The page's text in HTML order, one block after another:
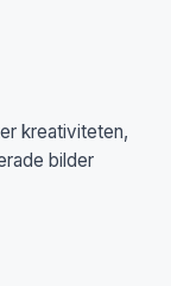
kreativiteten,
bilder